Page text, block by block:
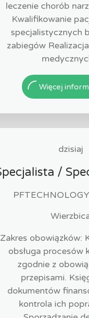
leczenie chorób
Kwalifikowanie
specjalistycznych
zabiegów
Więcej
dzisiaj
Zakres obowiązków:
obsługa procesów
zgodnie z
przepisami.
dokumentów
kontrola ich